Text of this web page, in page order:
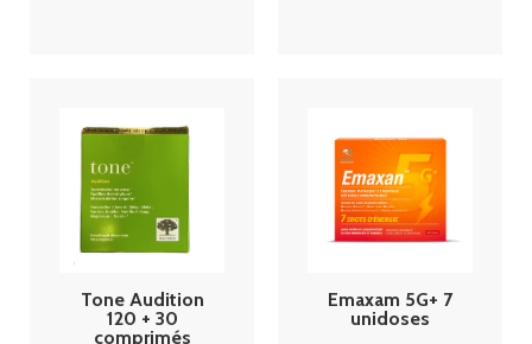
Tone Audition
120 + 30
comprimés
Emaxam 5G+ 7
unidoses